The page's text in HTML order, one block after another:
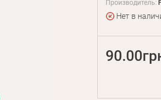
Производитель:
Нет в